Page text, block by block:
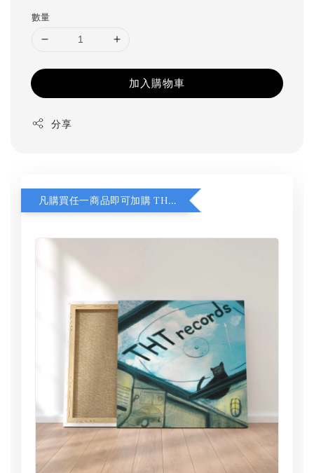
數量
加入購物車
分享
凡購買任一商品即可加購 THT 九週年 同一片天空 無框畫 30 x 30 cm 附掛勾 (黑膠封面大小）